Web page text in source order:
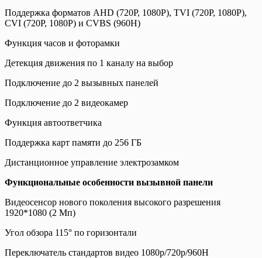
Поддержка форматов AHD (720P, 1080P), TVI (720P, 1080P),
CVI (720P, 1080P) и CVBS (960H)
Функция часов и фоторамки
Детекция движения по 1 каналу на выбор
Подключение до 2 вызывных панелей
Подключение до 2 видеокамер
Функция автоответчика
Поддержка карт памяти до 256 ГБ
Дистанционное управление электрозамком
Функциональные особенности вызывной панели
Видеосенсор нового поколения высокого разрешения
1920*1080 (2 Мп)
Угол обзора 115° по горизонтали
Переключатель стандартов видео 1080p/720p/960H